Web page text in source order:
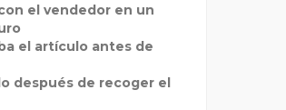
el vendedor en un
el artículo antes de
después de recoger el